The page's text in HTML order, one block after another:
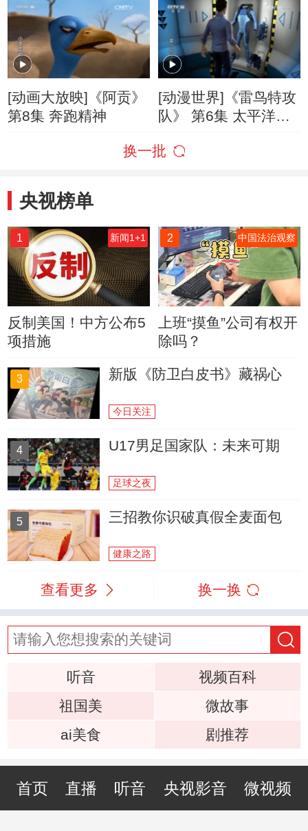
[动画大放映]《阿贡》
第8集 奔跑精神
[动漫世界]《雷鸟特攻
队》 第6集 太平洋火
换一批
央视榜单
1 新闻1+1
反制美国！中方公布5
项措施
2 中国法治观察
上班“摸鱼”公司有权开
除吗？
3 新版《防卫白皮书》藏祸心
今日关注
4 U17男足国家队：未来可期
足球之夜
5 三招教你识破真假全麦面包
健康之路
查看更多 换一换
听音
视频百科
祖国美
微故事
ai美食
剧推荐
首页 直播 听音 央视影音 微视频